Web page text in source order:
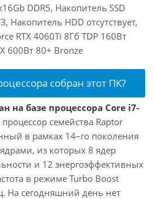
DDR5, Накопитель SSD
Накопитель HDD отсутствует,
RTX 4060Ti 8Гб TDP 160Вт
600Вт 80+ Bronze
собран этот ПК?
на базе процессора Core i7-
семейства Raptor
в рамках 14–го поколения
из которых 8 ядер
и 12 энергоэффективных
в режиме Turbo Boost
На сегодняшний день нет